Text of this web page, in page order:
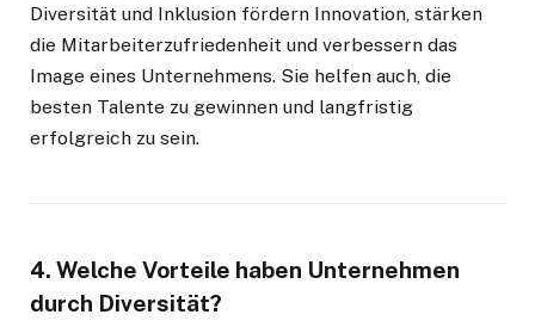
Diversität und Inklusion fördern Innovation, stärken
die Mitarbeiterzufriedenheit und verbessern das
Image eines Unternehmens. Sie helfen auch, die
besten Talente zu gewinnen und langfristig
erfolgreich zu sein.
4. Welche Vorteile haben Unternehmen
durch Diversität?